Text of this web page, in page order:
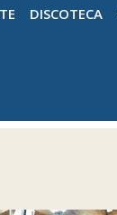
DISCOTECA